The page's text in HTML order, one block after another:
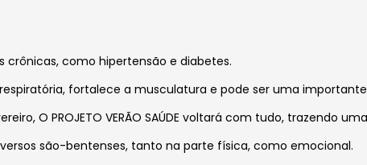
como hipertensão e diabetes.
fortalece a musculatura e pode ser uma
O PROJETO VERÃO SAÚDE voltará com tudo, trazendo
são-bentenses, tanto na parte física, como emocional.